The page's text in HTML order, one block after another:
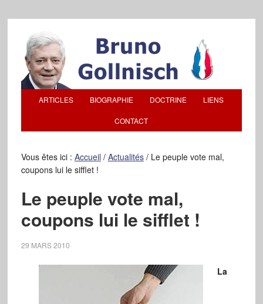
ARTICLES BIOGRAPHIE DOCTRINE LIENS
CONTACT
Vous êtes ici : Accueil / Actualités /Le peuple vote mal,
coupons lui le sifflet !
Le peuple vote mal,
coupons lui le sifflet !
29 MARS 2010
La